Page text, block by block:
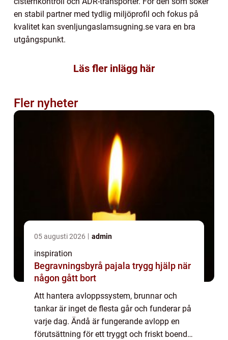
en stabil partner med tydlig miljöprofil och fokus på
kvalitet kan svenljungaslamsugning.se vara en bra
utgångspunkt.
Läs fler inlägg här
Fler nyheter
05 augusti 2026 admin
inspiration
Begravningsbyrå pajala trygg hjälp när
någon gått bort
Att hantera avloppssystem, brunnar och
tankar är inget de flesta går och funderar på
varje dag. Ändå är fungerande avlopp en
förutsättning för ett tryggt och friskt boende.